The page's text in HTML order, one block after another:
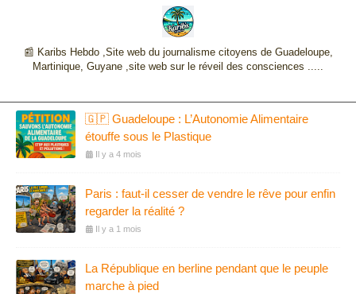
📰 Karibs Hebdo ,Site web du journalisme citoyens de Guadeloupe,
Martinique, Guyane ,site web sur le réveil des consciences .....
🇬🇵 Guadeloupe : L’Autonomie Alimentaire
étouffe sous le Plastique
Il y a 4 mois
Paris : faut-il cesser de vendre le rêve pour enfin
regarder la réalité ?
Il y a 1 mois
La République en berline pendant que le peuple
marche à pied